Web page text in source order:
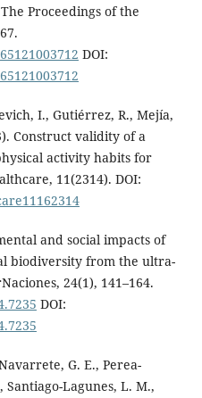
Proceedings of the
DOI:
I., Gutiérrez, R., Mejía,
Construct validity of a
activity habits for
11(2314). DOI:
and social impacts of
biodiversity from the ultra-
24(1), 141–164.
DOI:
G. E., Perea-
Santiago-Lagunes, L. M.,